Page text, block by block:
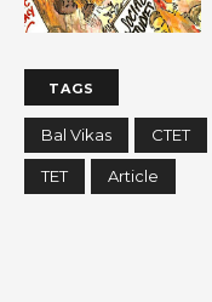
TAGS
Bal Vikas CTET
TET Article